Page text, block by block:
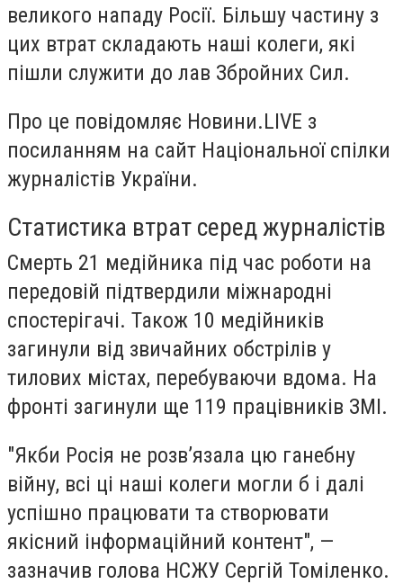
великого нападу Росії. Більшу частину з
цих втрат складають наші колеги, які
пішли служити до лав Збройних Сил.
Про це повідомляє Новини.LIVE з
посиланням на сайт Національної спілки
журналістів України.
Статистика втрат серед журналістів
Смерть 21 медійника під час роботи на
передовій підтвердили міжнародні
спостерігачі. Також 10 медійників
загинули від звичайних обстрілів у
тилових містах, перебуваючи вдома. На
фронті загинули ще 119 працівників ЗМІ.
"Якби Росія не розв’язала цю ганебну
війну, всі ці наші колеги могли б і далі
успішно працювати та створювати
якісний інформаційний контент", —
зазначив голова НСЖУ Сергій Томіленко.